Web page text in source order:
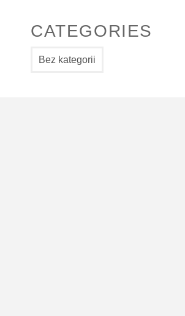
CATEGORIES
Bez kategorii